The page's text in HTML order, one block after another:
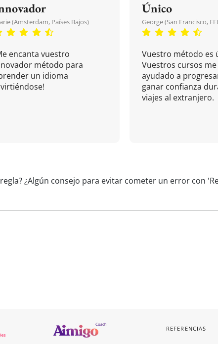
(Amsterdam, Países Bajos)
encanta vuestro
método para
un idioma
Único
George (San Francisco,
Vuestro método es
Vuestros cursos
ayudado a
ganar confianza
viajes al extranjero.
¿Algún consejo para evitar cometer un error con
REFERENCIAS